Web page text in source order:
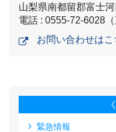
山梨県南都留郡富士
電話 : 0555-72-6028（
お問い合わせはこ
緊急情報